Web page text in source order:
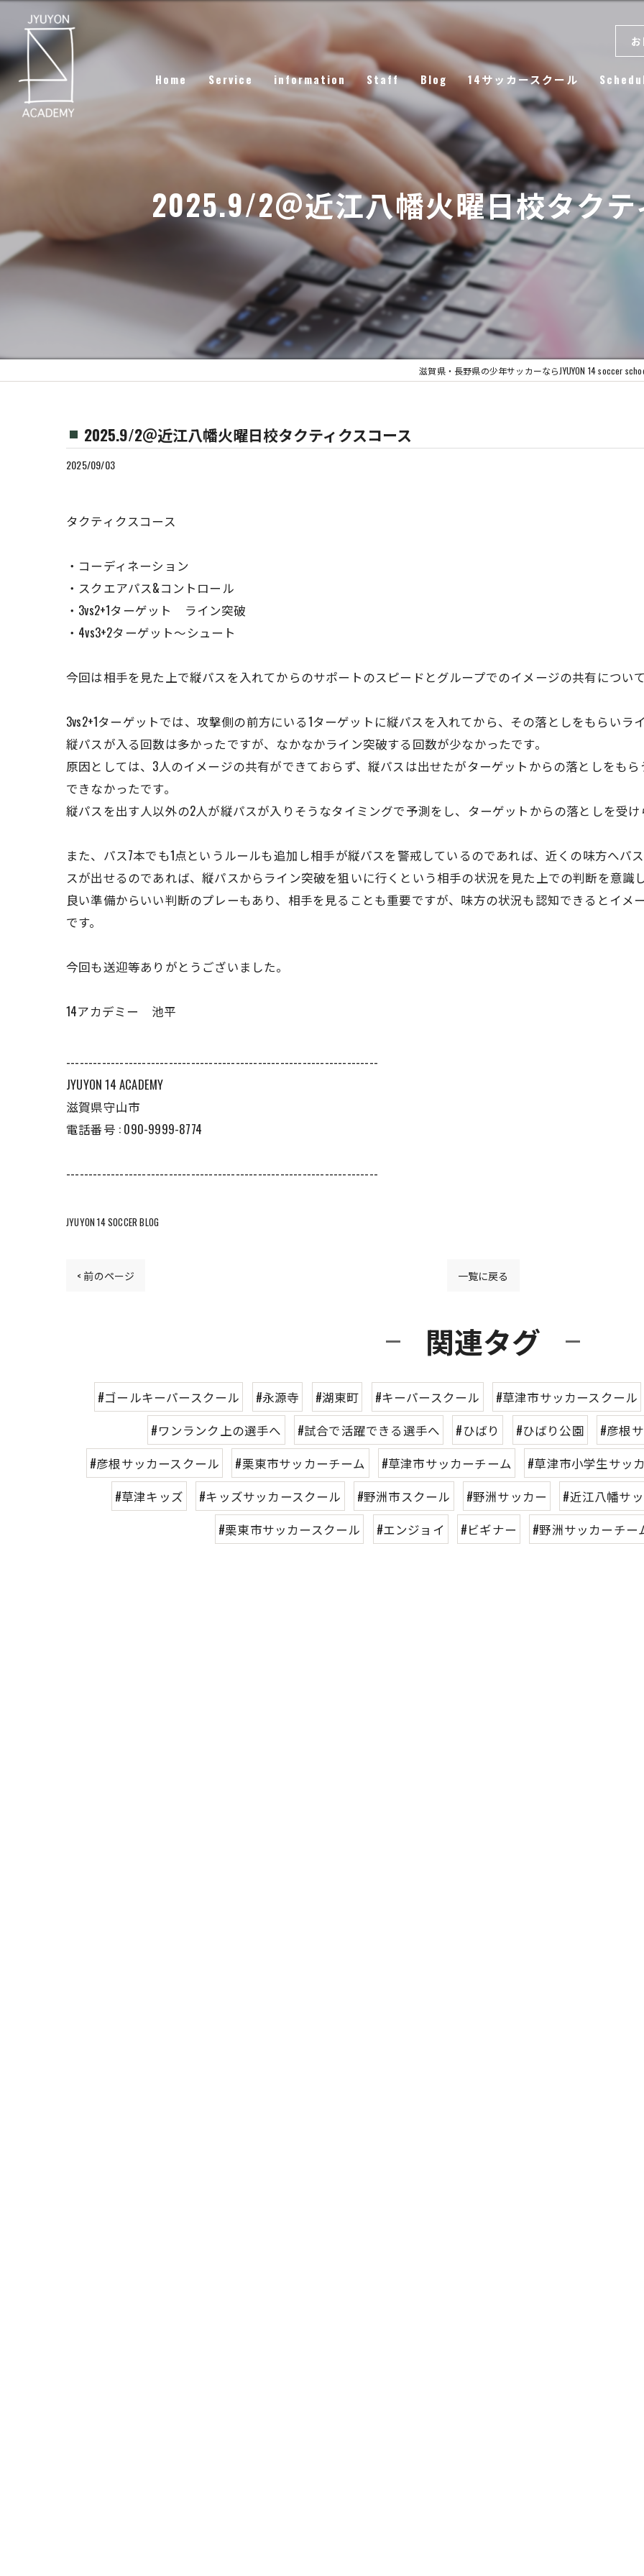
Home Service information Staff Blog
Column
14サッカースクール
2025.9/2＠近江八幡火曜日校タクテ
滋賀県・長野県の少年サッカーならJYUYON 14 soccer
2025.9/2＠近江八幡火曜日校タクティクスコース
2025/09/03
タクティクスコース
・コーディネーション
・スクエアパス&コントロール
・3vs2+1ターゲット ライン突破
・4vs3+2ターゲット〜シュート
今回は相手を見た上で縦パスを入れてからのサポートのスピードとグループでのイメージの共有につい
3vs2+1ターゲットでは、攻撃側の前方にいる1ターゲットに縦パスを入れてから、その落としをもらいラ
縦パスが入る回数は多かったですが、なかなかライン突破する回数が少なかったです。
原因としては、3人のイメージの共有ができておらず、縦パスは出せたがターゲットからの落としをも
できなかったです。
縦パスを出す人以外の2人が縦パスが入りそうなタイミングで予測をし、ターゲットからの落としを受け
また、パス7本でも1点というルールも追加し相手が縦パスを警戒しているのであれば、近くの味方へパ
スが出せるのであれば、縦パスからライン突破を狙いに行くという相手の状況を見た上での判断を意識
良い準備からいい判断のプレーもあり、相手を見ることも重要ですが、味方の状況も認知できるとイメ
です。
今回も送迎等ありがとうございました。
14アカデミー 池平
----------------------------------------------------------------------
JYUYON 14 ACADEMY
滋賀県守山市
電話番号 : 090-9999-8774
----------------------------------------------------------------------
JYUYON 14 SOCCER BLOG
< 前のページ 一覧に戻る
関連タグ
#ゴールキーパースクール #永源寺 #湖東町 #キーパースクール #草津市サッカースクール
#ワンランク上の選手へ
#試合で活躍できる選手へ #ひばり #ひばり公園 #彦根
#彦根サッカースクール
#栗東市サッカーチーム #草津市サッカーチーム #草津市小学生サッ
#草津キッズ
#キッズサッカースクール #野洲市スクール #野洲サッカー #近江八幡サ
#栗東市サッカースクール
#エンジョイ #ビギナー #野洲サッカーチー